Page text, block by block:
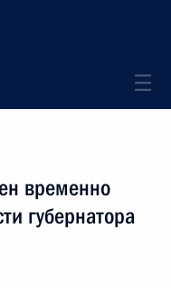
временно
губернатора